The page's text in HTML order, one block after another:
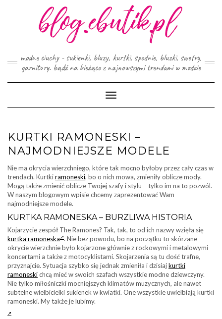
modne ciuchy - sukienki, bluzy, kurtki, spodnie, bluzki, swetry,
garnitury. bądź na bieżąco z najnowszymi trendami w modzie
Toggle
Navigation
KURTKI RAMONESKI –
NAJMODNIEJSZE MODELE
Nie ma okrycia wierzchniego, które tak mocno byłoby przez cały czas w
trendach. Kurtkiramoneski, bo o nich mowa, zmieniły oblicze mody.
Mogą także zmienić oblicze Twojej szafy i stylu – tylko im na to pozwól.
W naszym blogowym wpisie chcemy zaprezentować Wam
najmodniejsze modele.
KURTKA RAMONESKA – BURZLIWA HISTORIA
Kojarzycie zespół The Ramones? Tak, tak, to od ich nazwy wzięła się
kurtka ramoneska . Nie bez powodu, bo na początku to skórzane
okrycie wierzchnie było kojarzone głównie z rockowymi i metalowymi
koncertami a także z motocyklistami. Skojarzenia są tu dość trafne,
przyznajcie. Sytuacja szybko się jednak zmieniła i dzisiajkurtki
ramoneskichcą mieć w swoich szafach wszystkie modne dziewczyny.
Nie tylko miłośniczki mocniejszych klimatów muzycznych, ale nawet
subtelne wielbicielki sukienek w kwiatki. One wszystkie uwielbiają kurtki
ramoneski. My także je lubimy.